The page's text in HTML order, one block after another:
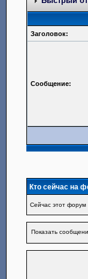
Заголовок:
Сообщение:
Кто сейчас на
Сейчас этот форум
Показать